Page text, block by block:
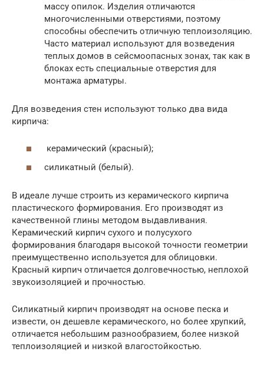
массу опилок. Изделия отличаются
многочисленными отверстиями, поэтому
способны обеспечить отличную теплоизоляцию.
Часто материал используют для возведения
теплых домов в сейсмоопасных зонах, так как в
блоках есть специальные отверстия для
монтажа арматуры.
Для возведения стен используют только два вида
кирпича:
керамический (красный);
силикатный (белый).
В идеале лучше строить из керамического кирпича
пластического формирования. Его производят из
качественной глины методом выдавливания.
Керамический кирпич сухого и полусухого
формирования благодаря высокой точности геометрии
преимущественно используется для облицовки.
Красный кирпич отличается долговечностью, неплохой
звукоизоляцией и прочностью.
Силикатный кирпич производят на основе песка и
извести, он дешевле керамического, но более хрупкий,
отличается небольшим разнообразием, более низкой
теплоизоляцией и низкой влагостойкостью.